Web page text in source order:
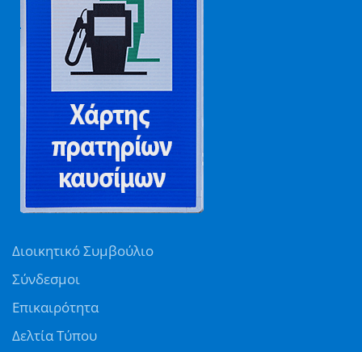
Διοικητικό Συμβούλιο
Σύνδεσμοι
Επικαιρότητα
Δελτία Τύπου